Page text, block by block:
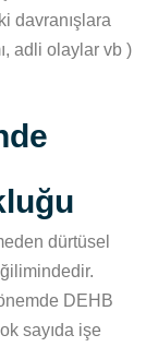
davranışlara
adli olaylar vb )
dürtüsel
DEHB
sayıda işe